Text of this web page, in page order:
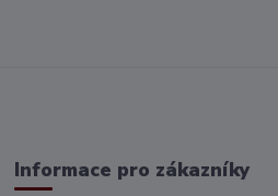
Informace pro zákazníky